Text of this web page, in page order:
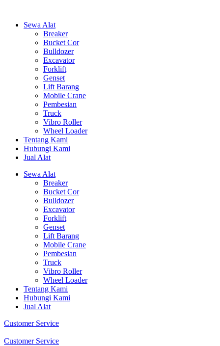
Sewa Alat
Breaker
Bucket Cor
Bulldozer
Excavator
Forklift
Genset
Lift Barang
Mobile Crane
Pembesian
Truck
Vibro Roller
Wheel Loader
Tentang Kami
Hubungi Kami
Jual Alat
Sewa Alat
Breaker
Bucket Cor
Bulldozer
Excavator
Forklift
Genset
Lift Barang
Mobile Crane
Pembesian
Truck
Vibro Roller
Wheel Loader
Tentang Kami
Hubungi Kami
Jual Alat
Customer Service
Customer Service